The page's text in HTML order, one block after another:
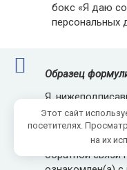
бокс «Я даю
персональных
Образец
Я,
школы/ФИО
персональных
ответы на
обратной связи
Этот сайт
посетителях.
на их